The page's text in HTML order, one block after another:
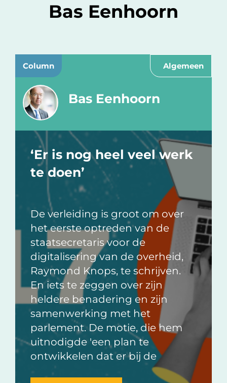
Bas Eenhoorn
Column Algemeen
Bas Eenhoorn
‘Er is nog heel veel werk
te doen’
De verleiding is groot om over
het eerste optreden van de
staatsecretaris voor de
digitalisering van de overheid,
Raymond Knops, te schrijven.
En iets te zeggen over zijn
heldere benadering en zijn
samenwerking met het
parlement. De motie, die hem
uitnodigde 'een plan te
ontwikkelen dat er bij de